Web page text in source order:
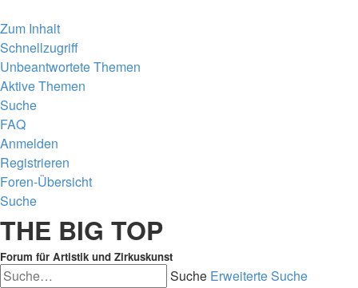
Zum Inhalt
Schnellzugriff
Unbeantwortete Themen
Aktive Themen
Suche
FAQ
Anmelden
Registrieren
Foren-Übersicht
Suche
THE BIG TOP
Forum für Artistik und Zirkuskunst
Suche Erweiterte Suche